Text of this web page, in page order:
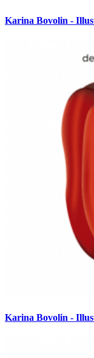
Karina Bovolin -
Karina Bovolin -